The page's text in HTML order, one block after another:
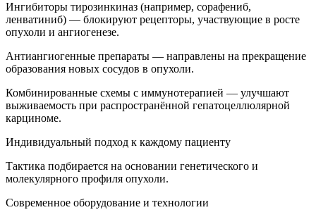
Ингибиторы тирозинкиназ (например, сорафениб,
ленватиниб) — блокируют рецепторы, участвующие в росте
опухоли и ангиогенезе.
Антиангиогенные препараты — направлены на прекращение
образования новых сосудов в опухоли.
Комбинированные схемы с иммунотерапией — улучшают
выживаемость при распространённой гепатоцеллюлярной
карциноме.
Индивидуальный подход к каждому пациенту
Тактика подбирается на основании генетического и
молекулярного профиля опухоли.
Современное оборудование и технологии